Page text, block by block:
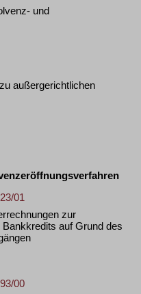
und
außergerichtlichen
01
zur
auf Grund des
00